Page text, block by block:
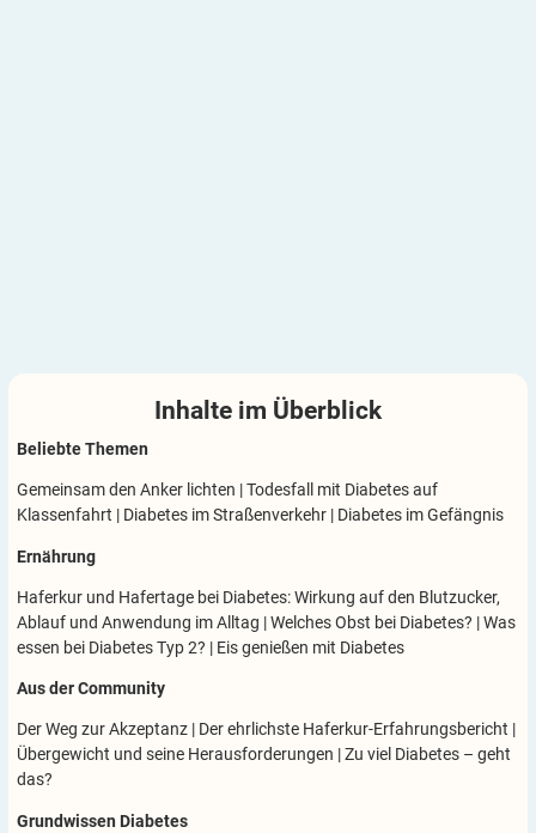
Inhalte im Überblick
Beliebte Themen
Gemeinsam den Anker lichten |Todesfall mit Diabetes auf
Klassenfahrt | Diabetes im Straßenverkehr | Diabetes im Gefängnis
Ernährung
Haferkur und Hafertage bei Diabetes: Wirkung auf den Blutzucker,
Ablauf und Anwendung im Alltag |Welches Obst bei Diabetes? |Was
essen bei Diabetes Typ 2? | Eis genießen mit Diabetes
Aus der Community
Der Weg zur Akzeptanz | Der ehrlichste Haferkur-Erfahrungsbericht |
Übergewicht und seine Herausforderungen |Zu viel Diabetes – geht
das?
Grundwissen Diabetes